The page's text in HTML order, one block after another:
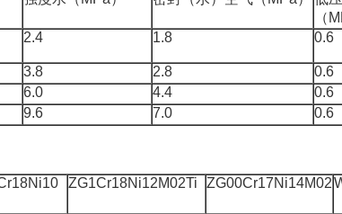
（
2.4 1.8 0.6
3.8 2.8 0.6
6.0 4.4 0.6
9.6 7.0 0.6
ZG1Cr18Ni12M02Ti ZG00Cr17Ni14M02